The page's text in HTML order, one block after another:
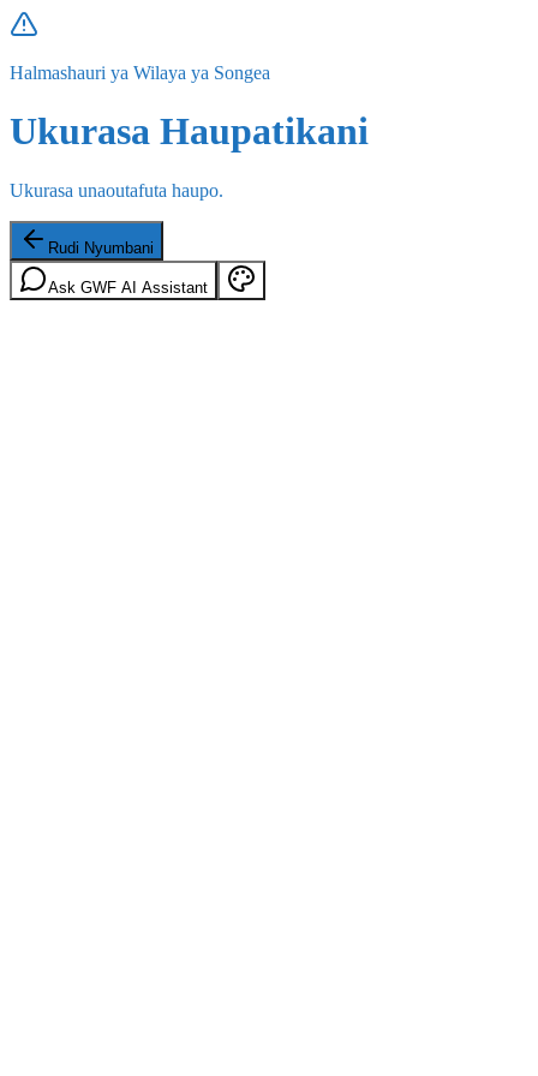
Halmashauri ya Wilaya ya Songea
Ukurasa Haupatikani
Ukurasa unaoutafuta haupo.
Rudi Nyumbani
Ask GWF AI Assistant